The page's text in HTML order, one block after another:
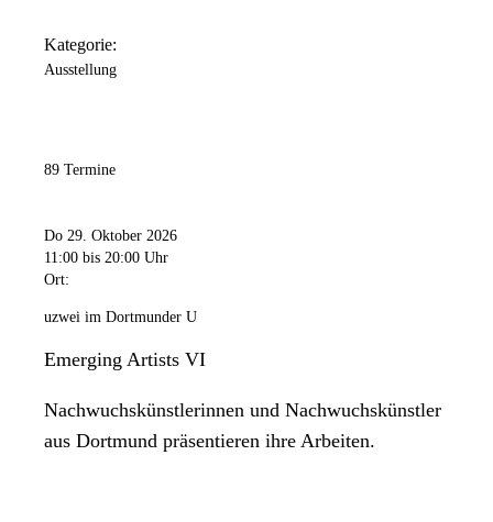
Kategorie:
Ausstellung
89 Termine
Do 29. Oktober 2026
11:00 bis 20:00 Uhr
Ort:
uzwei im Dortmunder U
Emerging Artists VI
Nachwuchskünstlerinnen und Nachwuchskünstler
aus Dortmund präsentieren ihre Arbeiten.